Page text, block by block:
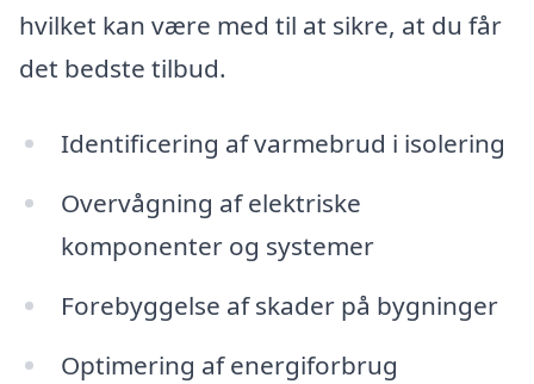
hvilket kan være med til at sikre, at du får
det bedste tilbud.
Identificering af varmebrud i isolering
Overvågning af elektriske
komponenter og systemer
Forebyggelse af skader på bygninger
Optimering af energiforbrug